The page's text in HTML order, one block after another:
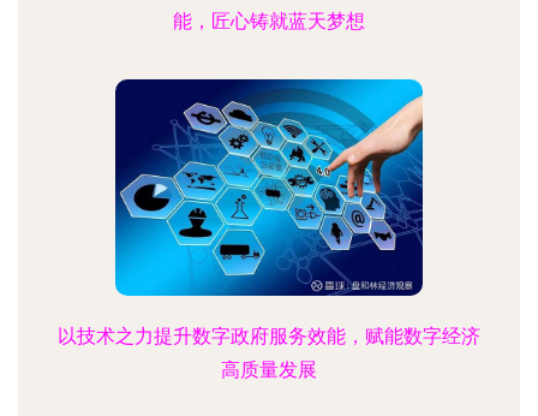
能，匠心铸就蓝天梦想
以技术之力提升数字政府服务效能，赋能数字经济
高质量发展